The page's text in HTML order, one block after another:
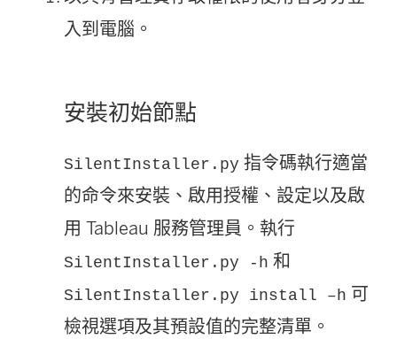
入到電腦。
安裝初始節點
SilentInstaller.py 指令碼執行適當
的命令來安裝、啟用授權、設定以及啟
用 Tableau 服務管理員。執行
SilentInstaller.py -h 和
SilentInstaller.py install –h 可
檢視選項及其預設值的完整清單。